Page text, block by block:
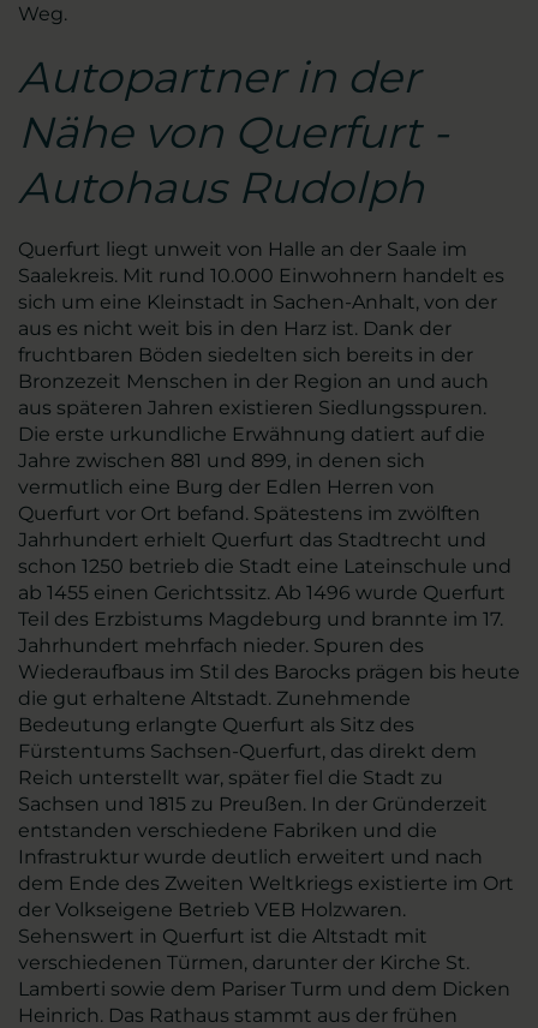
Weg.
Autopartner in der
Nähe von Querfurt -
Autohaus Rudolph
Querfurt liegt unweit von Halle an der Saale im
Saalekreis. Mit rund 10.000 Einwohnern handelt es
sich um eine Kleinstadt in Sachen-Anhalt, von der
aus es nicht weit bis in den Harz ist. Dank der
fruchtbaren Böden siedelten sich bereits in der
Bronzezeit Menschen in der Region an und auch
aus späteren Jahren existieren Siedlungsspuren.
Die erste urkundliche Erwähnung datiert auf die
Jahre zwischen 881 und 899, in denen sich
vermutlich eine Burg der Edlen Herren von
Querfurt vor Ort befand. Spätestens im zwölften
Jahrhundert erhielt Querfurt das Stadtrecht und
schon 1250 betrieb die Stadt eine Lateinschule und
ab 1455 einen Gerichtssitz. Ab 1496 wurde Querfurt
Teil des Erzbistums Magdeburg und brannte im 17.
Jahrhundert mehrfach nieder. Spuren des
Wiederaufbaus im Stil des Barocks prägen bis heute
die gut erhaltene Altstadt. Zunehmende
Bedeutung erlangte Querfurt als Sitz des
Fürstentums Sachsen-Querfurt, das direkt dem
Reich unterstellt war, später fiel die Stadt zu
Sachsen und 1815 zu Preußen. In der Gründerzeit
entstanden verschiedene Fabriken und die
Infrastruktur wurde deutlich erweitert und nach
dem Ende des Zweiten Weltkriegs existierte im Ort
der Volkseigene Betrieb VEB Holzwaren.
Sehenswert in Querfurt ist die Altstadt mit
verschiedenen Türmen, darunter der Kirche St.
Lamberti sowie dem Pariser Turm und dem Dicken
Heinrich. Das Rathaus stammt aus der frühen